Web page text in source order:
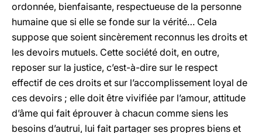
ordonnée, bienfaisante, respectueuse de la personne
humaine que si elle se fonde sur la vérité… Cela
suppose que soient sincèrement reconnus les droits et
les devoirs mutuels. Cette société doit, en outre,
reposer sur la justice, c’est-à-dire sur le respect
effectif de ces droits et sur l’accomplissement loyal de
ces devoirs ; elle doit être vivifiée par l’amour, attitude
d’âme qui fait éprouver à chacun comme siens les
besoins d’autrui, lui fait partager ses propres biens et